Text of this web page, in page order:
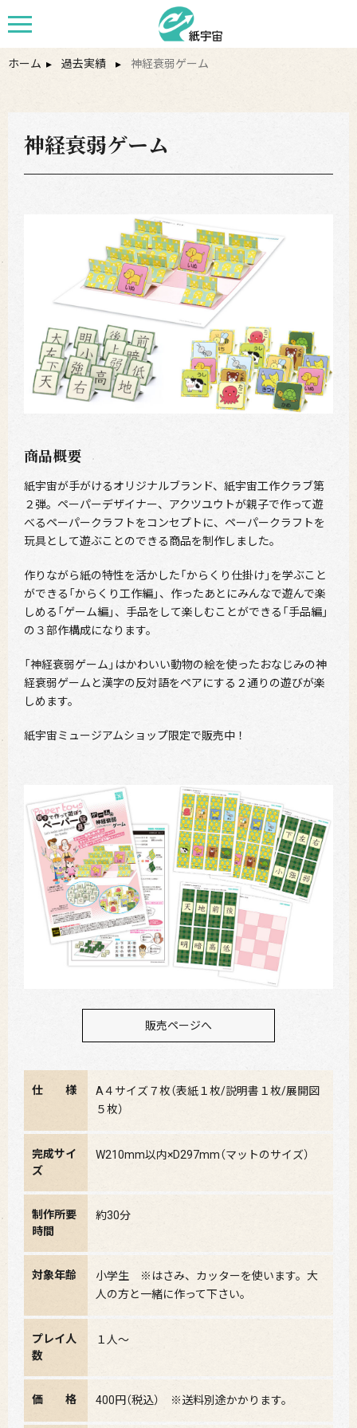
ホーム ▸ 過去実績 ▸ 神経衰弱ゲーム
神経衰弱ゲーム
商品概要
紙宇宙が⼿がけるオリジナルブランド、紙宇宙⼯作クラブ第
２弾。ペーパーデザイナー、アクツユウトが親⼦で作って遊
べるペーパークラフトをコンセプトに、ペーパークラフトを
玩具として遊ぶことのできる商品を制作しました。
作りながら紙の特性を活かした「からくり仕掛け」を学ぶこと
ができる「からくり工作編」、作ったあとにみんなで遊んで楽
しめる「ゲーム編」、手品をして楽しむことができる「手品編」
の３部作構成になります。
「神経衰弱ゲーム」はかわいい動物の絵を使ったおなじみの神
経衰弱ゲームと漢字の反対語をペアにする２通りの遊びが楽
しめます。
紙宇宙ミュージアムショップ限定で販売中！
販売ページへ
仕 様
A４サイズ７枚（表紙１枚/説明書１枚/展開図
５枚）
完成サイ
ズ
W210mm以内×D297mm（マットのサイズ）
制作所要
時間
約30分
対象年齢
小学生 ※はさみ、カッターを使います。大
人の方と一緒に作って下さい。
プレイ人
数
１人〜
価 格 400円（税込） ※送料別途かかります。